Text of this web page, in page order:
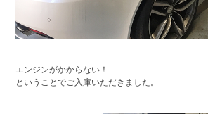
エンジンがかからない！
ということでご入庫いただきました。